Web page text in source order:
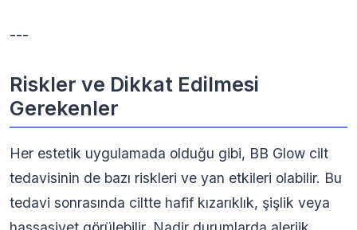
---
Riskler ve Dikkat Edilmesi
Gerekenler
Her estetik uygulamada olduğu gibi, BB Glow cilt
tedavisinin de bazı riskleri ve yan etkileri olabilir. Bu
tedavi sonrasında ciltte hafif kızarıklık, şişlik veya